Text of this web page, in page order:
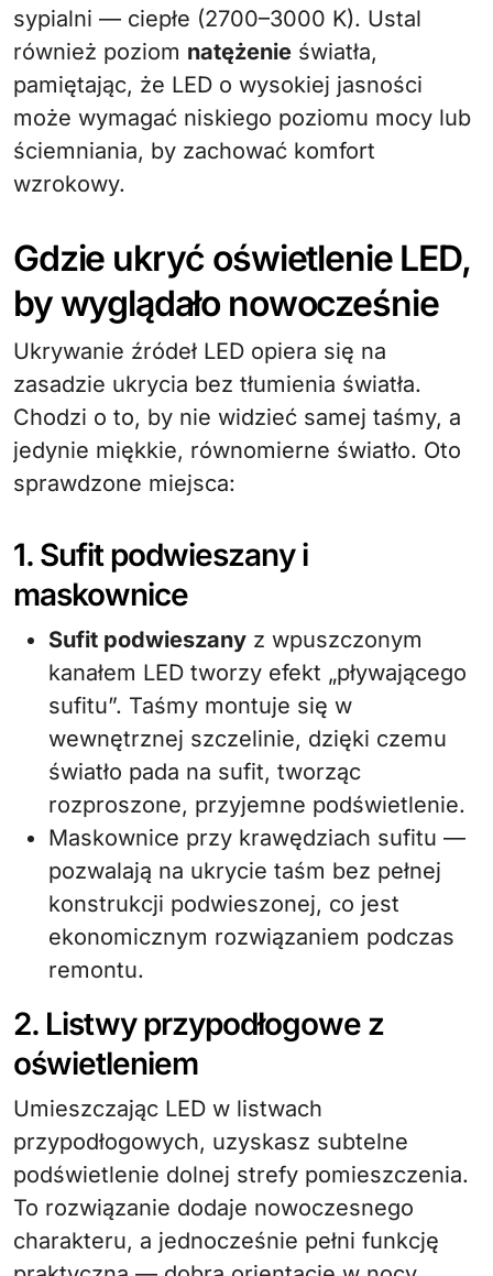
sypialni — ciepłe (2700–3000 K). Ustal
również poziom natężenie światła,
pamiętając, że LED o wysokiej jasności
może wymagać niskiego poziomu mocy lub
ściemniania, by zachować komfort
wzrokowy.
Gdzie ukryć oświetlenie LED,
by wyglądało nowocześnie
Ukrywanie źródeł LED opiera się na
zasadzie ukrycia bez tłumienia światła.
Chodzi o to, by nie widzieć samej taśmy, a
jedynie miękkie, równomierne światło. Oto
sprawdzone miejsca:
1. Sufit podwieszany i
maskownice
Sufit podwieszany z wpuszczonym
kanałem LED tworzy efekt „pływającego
sufitu”. Taśmy montuje się w
wewnętrznej szczelinie, dzięki czemu
światło pada na sufit, tworząc
rozproszone, przyjemne podświetlenie.
Maskownice przy krawędziach sufitu —
pozwalają na ukrycie taśm bez pełnej
konstrukcji podwieszonej, co jest
ekonomicznym rozwiązaniem podczas
remontu.
2. Listwy przypodłogowe z
oświetleniem
Umieszczając LED w listwach
przypodłogowych, uzyskasz subtelne
podświetlenie dolnej strefy pomieszczenia.
To rozwiązanie dodaje nowoczesnego
charakteru, a jednocześnie pełni funkcję